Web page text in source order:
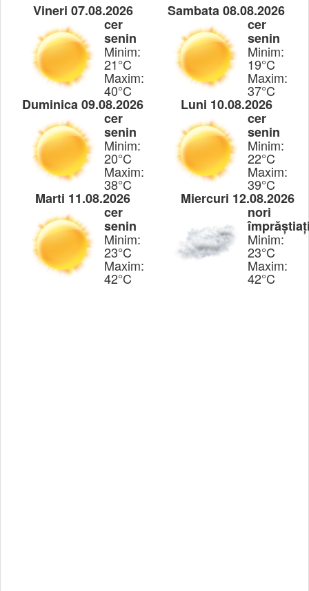
Vineri 07.08.2026
cer
senin
Minim:
21°C
Maxim:
40°C
Sambata 08.08.2026
cer
senin
Minim:
19°C
Maxim:
37°C
Duminica 09.08.2026
cer
senin
Minim:
20°C
Maxim:
38°C
Luni 10.08.2026
cer
senin
Minim:
22°C
Maxim:
39°C
Marti 11.08.2026
cer
senin
Minim:
23°C
Maxim:
42°C
Miercuri 12.08.2026
nori
Minim:
23°C
Maxim:
42°C